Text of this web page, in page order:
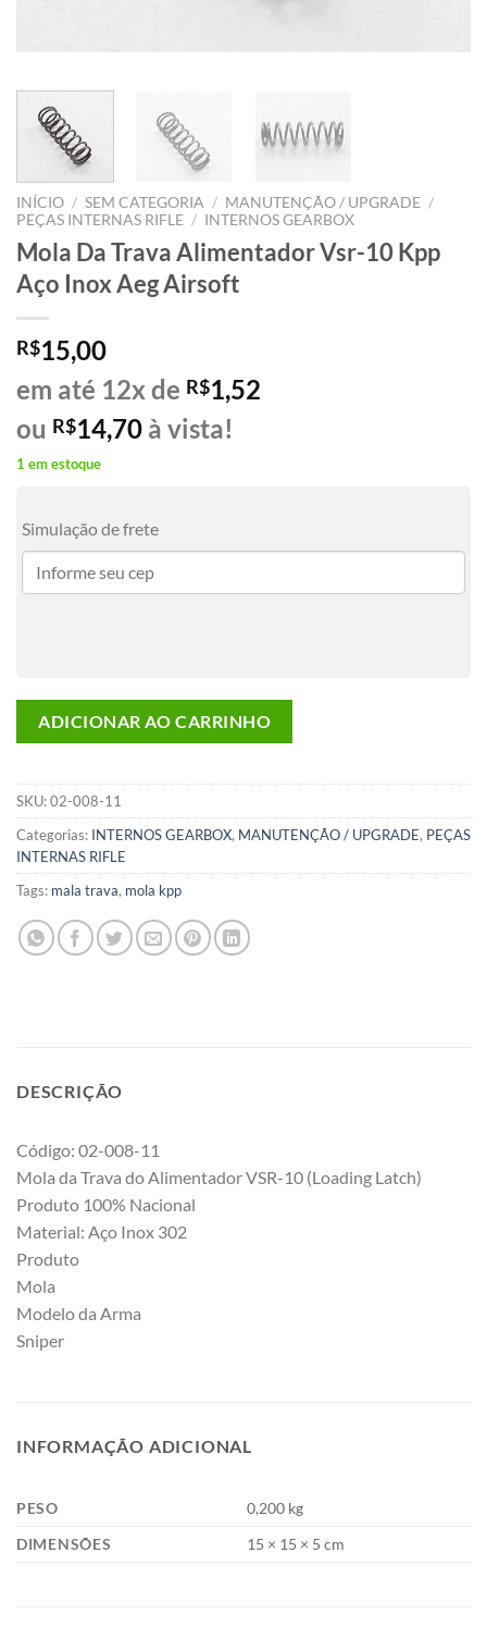
INÍCIO / SEM CATEGORIA / MANUTENÇÃO / UPGRADE /
PEÇAS INTERNAS RIFLE / INTERNOS GEARBOX
Mola Da Trava Alimentador Vsr-10 Kpp
Aço Inox Aeg Airsoft
R$15,00
em até 12x de R$1,52
ou R$14,70 à vista!
1 em estoque
Simulação de frete
ADICIONAR AO CARRINHO
SKU:02-008-11
Categorias: INTERNOS GEARBOX, MANUTENÇÃO / UPGRADE, PEÇAS
INTERNAS RIFLE
Tags: mala trava, mola kpp
DESCRIÇÃO
Código: 02-008-11
Mola da Trava do Alimentador VSR-10 (Loading Latch)
Produto 100% Nacional
Material: Aço Inox 302
Produto
Mola
Modelo da Arma
Sniper
INFORMAÇÃO ADICIONAL
PESO
0,200 kg
DIMENSÕES
15 × 15 × 5 cm